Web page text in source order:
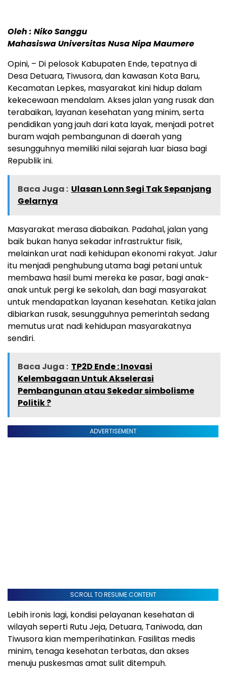
Oleh : Niko Sanggu
Mahasiswa Universitas Nusa Nipa Maumere
Opini, – Di pelosok Kabupaten Ende, tepatnya di
Desa Detuara, Tiwusora, dan kawasan Kota Baru,
Kecamatan Lepkes, masyarakat kini hidup dalam
kekecewaan mendalam. Akses jalan yang rusak dan
terabaikan, layanan kesehatan yang minim, serta
pendidikan yang jauh dari kata layak, menjadi potret
buram wajah pembangunan di daerah yang
sesungguhnya memiliki nilai sejarah luar biasa bagi
Republik ini.
Baca Juga : Ulasan Lonn Segi Tak Sepanjang
Gelarnya
Masyarakat merasa diabaikan. Padahal, jalan yang
baik bukan hanya sekadar infrastruktur fisik,
melainkan urat nadi kehidupan ekonomi rakyat. Jalur
itu menjadi penghubung utama bagi petani untuk
membawa hasil bumi mereka ke pasar, bagi anak-
anak untuk pergi ke sekolah, dan bagi masyarakat
untuk mendapatkan layanan kesehatan. Ketika jalan
dibiarkan rusak, sesungguhnya pemerintah sedang
memutus urat nadi kehidupan masyarakatnya
sendiri.
Baca Juga : TP2D Ende : Inovasi
Kelembagaan Untuk Akselerasi
Pembangunan atau Sekedar simbolisme
Politik ?
ADVERTISEMENT
SCROLL TO RESUME CONTENT
Lebih ironis lagi, kondisi pelayanan kesehatan di
wilayah seperti Rutu Jeja, Detuara, Taniwoda, dan
Tiwusora kian memperihatinkan. Fasilitas medis
minim, tenaga kesehatan terbatas, dan akses
menuju puskesmas amat sulit ditempuh.